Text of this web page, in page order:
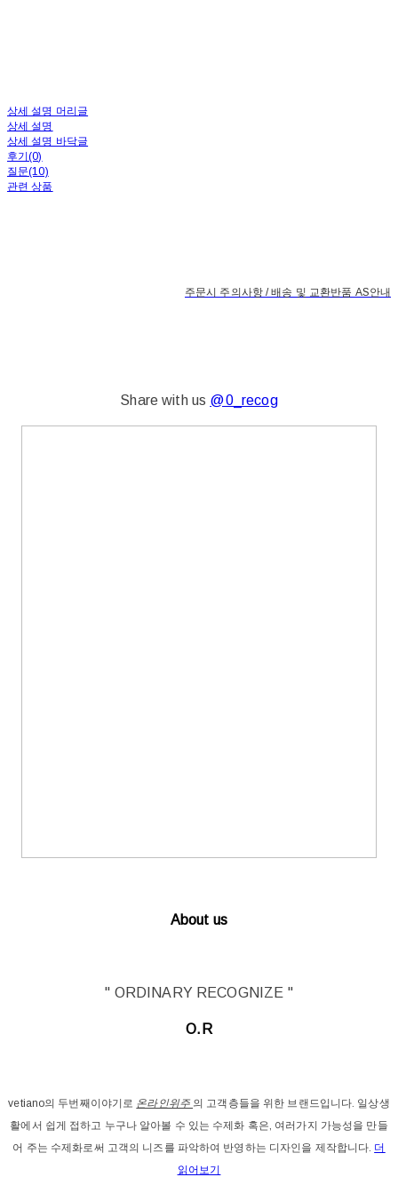
상세 설명 머리글
상세 설명
상세 설명 바닥글
후기(0)
질문(10)
관련 상품
주문시 주의사항 / 배송 및 교환반품 AS안내
Share with us @0_recog
About us
" ORDINARY RECOGNIZE "
O.R
vetiano의 두번째이야기로 온라인위주 의 고객층들을 위한 브랜드입니다. 일상생
활에서 쉽게 접하고 누구나 알아볼 수 있는 수제화 혹은, 여러가지 가능성을 만들
어 주는 수제화로써 고객의 니즈를 파악하여 반영하는 디자인을 제작합니다. 더
읽어보기